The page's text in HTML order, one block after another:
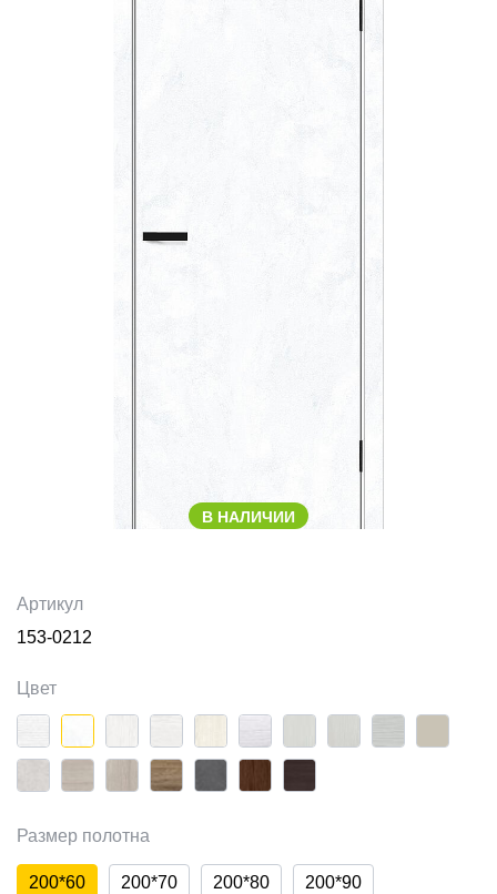
В НАЛИЧИИ
Артикул
153-0212
Цвет
Размер полотна
200*60 200*70 200*80 200*90